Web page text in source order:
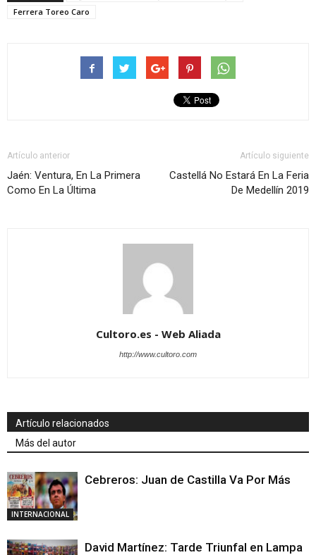
Ferrera Toreo Caro
Artículo anterior
Jaén: Ventura, En La Primera
Como En La Última
Artículo siguiente
Castellá No Estará En La Feria
De Medellín 2019
Cultoro.es - Web Aliada
http://www.cultoro.com
Artículo relacionados
Más del autor
INTERNACIONAL
Cebreros: Juan de Castilla Va Por Más
David Martínez: Tarde Triunfal en Lampa